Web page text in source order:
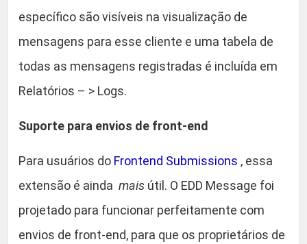
específico são visíveis na visualização de
mensagens para esse cliente e uma tabela de
todas as mensagens registradas é incluída em
Relatórios – > Logs.
Suporte para envios de front-end
Para usuários do Frontend Submissions , essa
extensão é ainda mais útil. O EDD Message foi
projetado para funcionar perfeitamente com
envios de front-end, para que os proprietários de